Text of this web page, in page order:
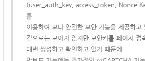
(user_auth_key, access_token, Nonce
를
이용하여 보다 안전한 보안 기능을 제공하고
겉으로는 보이지 않지만 보안키를 페이지 접
매번 생성하고 확인하고 있기 때문에